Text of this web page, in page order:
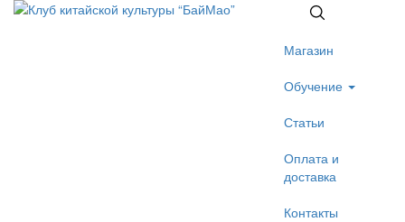
Магазин
Обучение
Статьи
Оплата и
доставка
Контакты